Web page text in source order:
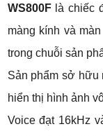
WS800Flà chiếc
màng kính và
trong chuỗi sản
Sản phẩm sở hữu
hiển thị hình ảnh
Voice đạt 16kHz